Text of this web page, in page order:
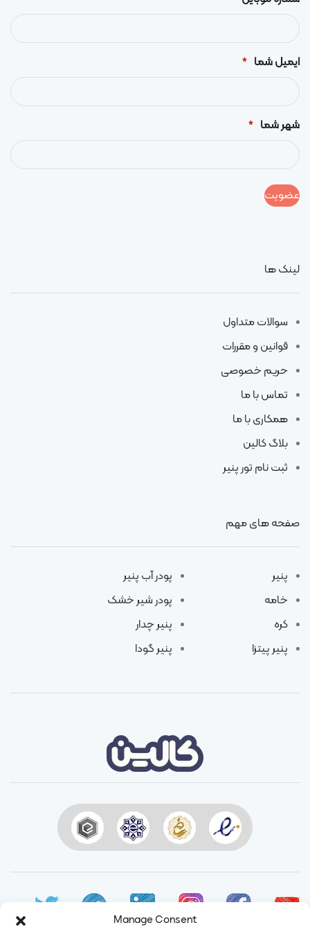
Manage Consent
ایمیل شما *
شهر شما *
لینک ها
سوالات متداول
قوانین و مقررات
حریم خصوصی
تماس با ما
همکاری با ما
بلاگ کالین
ثبت نام تور پنیر
صفحه های مهم
پنیر
خامه
کره
پنیر پیتزا
پودر آب پنیر
پودر شیر خشک
پنیر چدار
پنیر گودا